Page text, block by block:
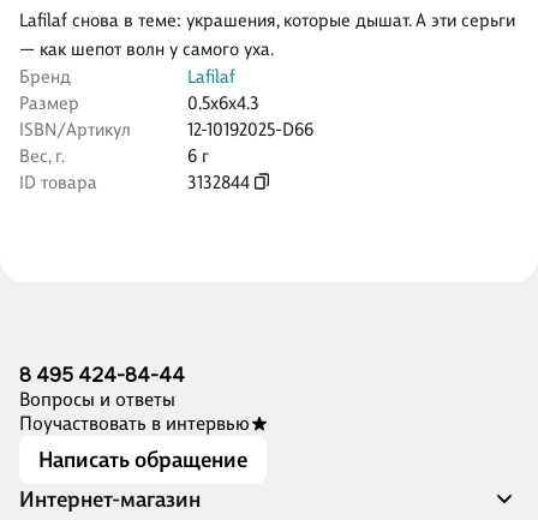
Lafilaf снова в теме: украшения, которые дышат. А эти серьги
— как шепот волн у самого уха.
Бренд
Lafilaf
Размер
0.5x6x4.3
ISBN/Артикул
12-10192025-D66
Вес, г.
6 г
ID товара
3132844
8 495 424-84-44
Вопросы и ответы
Поучаствовать в интервью
Написать обращение
Интернет-магазин